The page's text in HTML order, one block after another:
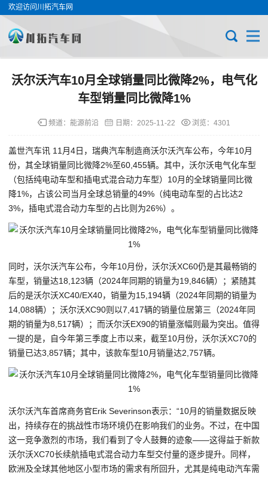
欢迎访问川拓汽车网
沃尔沃汽车10月全球销量同比微降2%，电气化
车型销量同比微降1%
频道： 能源前沿 日期： 2025-11-22 浏览：4301
盖世汽车讯 11月4日，瑞典汽车制造商沃尔沃汽车公布，今年10月
份，其全球销量同比微降2%至60,455辆。其中，沃尔沃电气化车型
（包括纯电动车型和插电式混合动力车型）10月的全球销量同比微
降1%，占该公司当月全球总销量的49%（纯电动车型的占比达2
3%，插电式混合动力车型的占比则为26%）。
同时，沃尔沃汽车公布，今年10月份，沃尔沃XC60仍是其最畅销的
车型，销量达18,123辆（2024年同期的销量为19,846辆）；紧随其
后的是沃尔沃XC40/EX40，销量为15,194辆（2024年同期的销量为
14,088辆）；沃尔沃XC90则以7,417辆的销量位居第三（2024年同
期的销量为8,517辆）；而沃尔沃EX90的销量涨幅则最为突出。值得
一提的是，自今年第三季度上市以来，截至10月份，沃尔沃XC70的
销量已达3,857辆；其中，该款车型10月销量达2,757辆。
沃尔沃汽车首席商务官Erik Severinson表示：“10月的销量数据反映
出，持续存在的挑战性市场环境仍在影响我们的业务。不过，在中国
这一竞争激烈的市场，我们看到了令人鼓舞的迹象——这得益于新款
沃尔沃XC70长续航插电式混合动力车型交付量的逐步提升。同样，
欧洲及全球其他地区小型市场的需求有所回升，尤其是纯电动汽车需